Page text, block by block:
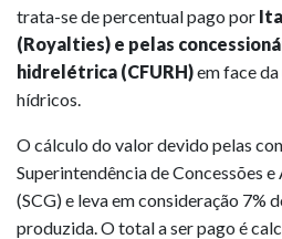
trata-se de percentual pago por
(Royalties) e pelas
hidrelétrica (CFURH)em face
hídricos.
O cálculo do valor devido pelas
Superintendência de Concessões
(SCG) e leva em consideração 7%
produzida. O total a ser pago é